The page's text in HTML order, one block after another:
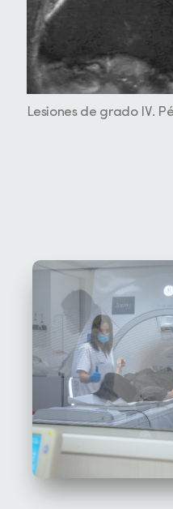
Lesiones de grado IV.